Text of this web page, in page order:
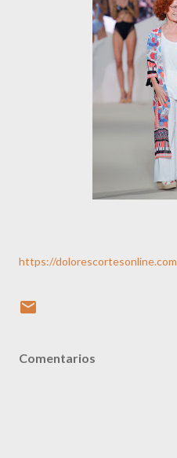
https://dolorescortesonline.com
Comentarios